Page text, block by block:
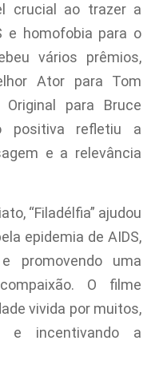
crucial ao trazer a
e homofobia para o
vários prêmios,
Ator para Tom
para Bruce
positiva refletiu a
e a relevância
“Filadélfia” ajudou
epidemia de AIDS,
promovendo uma
O filme
vivida por muitos,
e incentivando a